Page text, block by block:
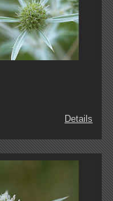
Details